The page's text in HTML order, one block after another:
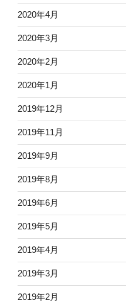
2020年4月
2020年3月
2020年2月
2020年1月
2019年12月
2019年11月
2019年9月
2019年8月
2019年6月
2019年5月
2019年4月
2019年3月
2019年2月